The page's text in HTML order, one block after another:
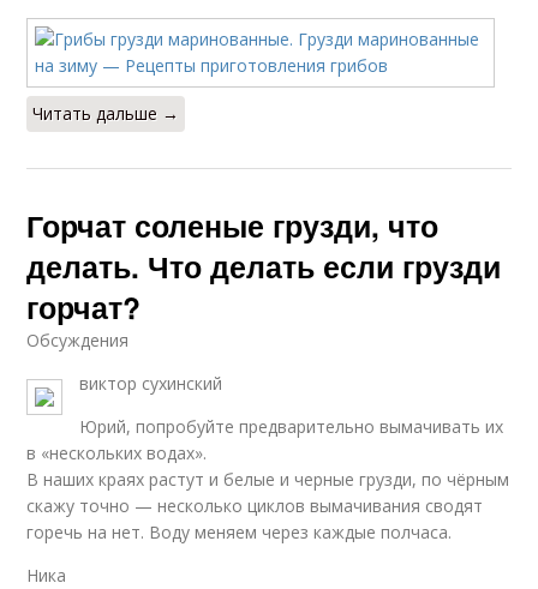
Читать дальше →
Горчат соленые грузди, что
делать. Что делать если грузди
горчат?
Обсуждения
виктор сухинский
Юрий, попробуйте предварительно вымачивать их
в «нескольких водах».
В наших краях растут и белые и черные грузди, по чёрным
скажу точно — несколько циклов вымачивания сводят
горечь на нет. Воду меняем через каждые полчаса.
Ника